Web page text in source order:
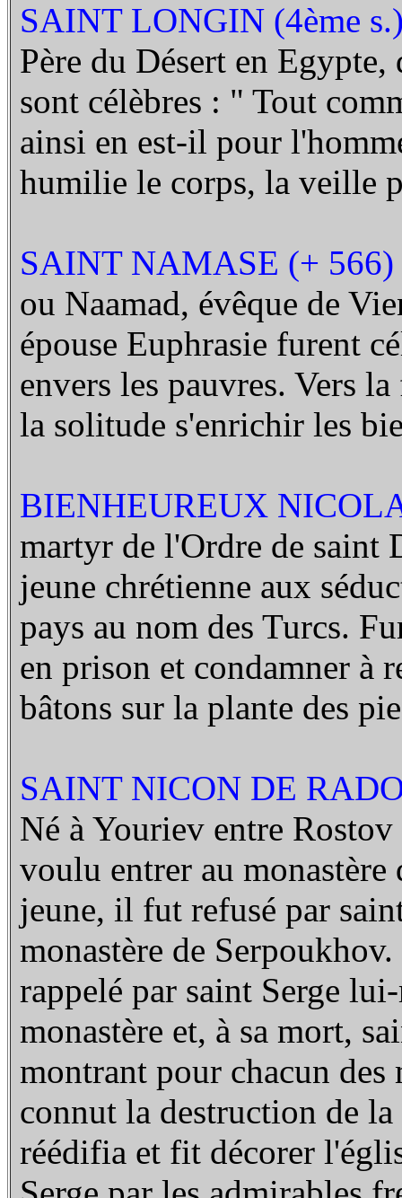
SAINT LONGIN (4ème
Père du Désert en Egypte,
sont célèbres : " Tout
ainsi en est-il pour
humilie le corps, la veille
SAINT NAMASE (+ 566)
ou Naamad, évêque de
épouse Euphrasie furent
envers les pauvres. Vers
la solitude s'enrichir les
BIENHEUREUX
martyr de l'Ordre de saint
jeune chrétienne aux
pays au nom des Turcs.
en prison et condamner à
bâtons sur la plante des
SAINT NICON DE
Né à Youriev entre
voulu entrer au
jeune, il fut refusé par
monastère de
rappelé par saint Serge
monastère et, à sa mort,
montrant pour chacun
connut la destruction de
réédifia et fit décorer